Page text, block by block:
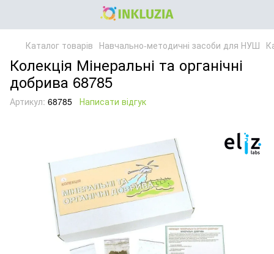
Каталог товарів Навчально-методичні засоби для НУШ
Колекція Мінеральні та органічні
добрива 68785
Артикул: 68785 Написати відгук